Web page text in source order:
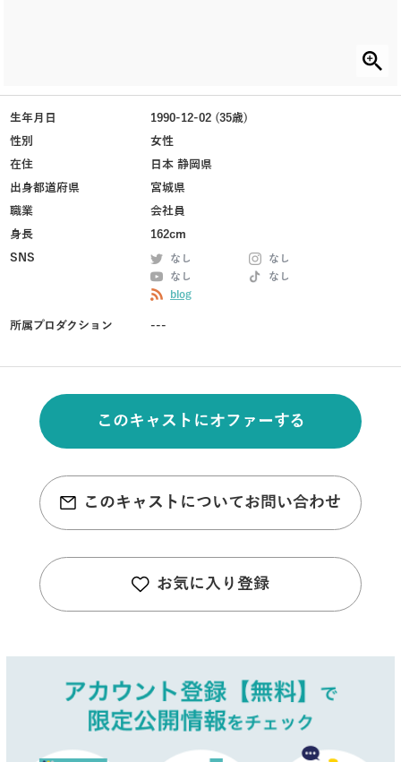
生年月日
1990-12-02 (35歳)
性別
女性
在住
日本 静岡県
出身都道府県
宮城県
職業
会社員
身長
162cm
SNS
なし
なし
なし
なし
blog
所属プロダクション ---
このキャストにオファーする
このキャストについてお問い合わせ
お気に入り登録